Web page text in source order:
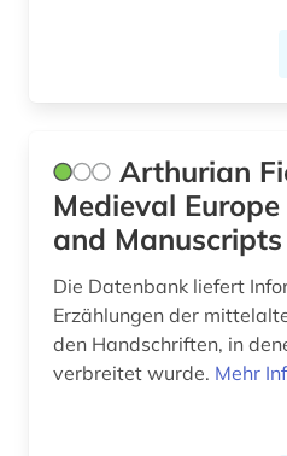
biografie (1)
biomedizin (1)
bisexualität (3)
blekinge (1)
bochum (1)
Arthurian
Medieval
and Manuscripts
Die Datenbank liefert
Erzählungen der
den Handschriften, in
verbreitet wurde. Mehr